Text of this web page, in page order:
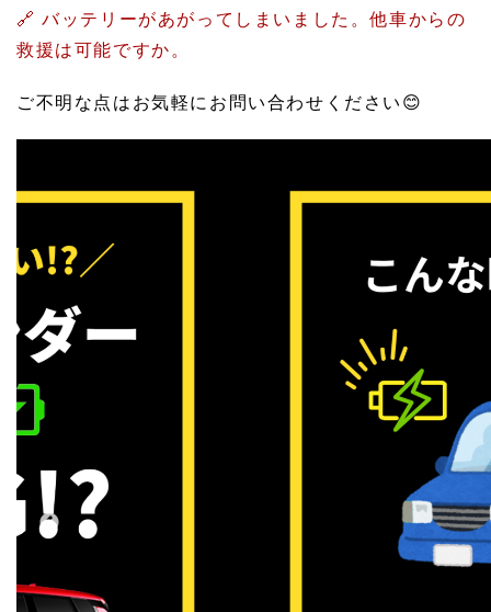
🔗 バッテリーがあがってしまいました。他車からの
救援は可能ですか。
ご不明な点はお気軽にお問い合わせください😊